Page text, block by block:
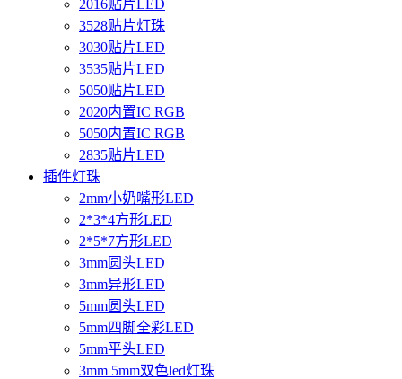
2016贴片LED
3528贴片灯珠
3030贴片LED
3535贴片LED
5050贴片LED
2020内置IC RGB
5050内置IC RGB
2835贴片LED
插件灯珠
2mm小奶嘴形LED
2*3*4方形LED
2*5*7方形LED
3mm圆头LED
3mm异形LED
5mm圆头LED
5mm四脚全彩LED
5mm平头LED
3mm 5mm双色led灯珠